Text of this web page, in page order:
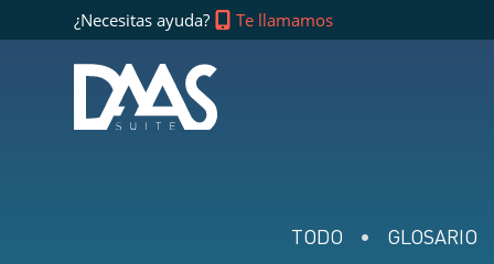
¿Necesitas ayuda? Te llamamos
TODO GLOSARIO